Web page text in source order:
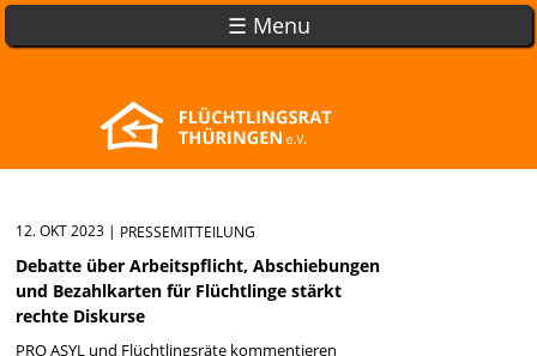
☰ Menu
12. OKT 2023 | PRESSEMITTEILUNG
Debatte über Arbeitspflicht, Abschiebungen
und Bezahlkarten für Flüchtlinge stärkt
rechte Diskurse
PRO ASYL und Flüchtlingsräte kommentieren